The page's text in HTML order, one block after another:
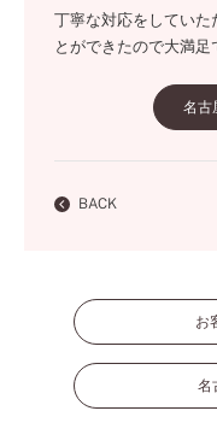
丁寧な対応をしていた
とができたので大満足
名古
BACK
お
名